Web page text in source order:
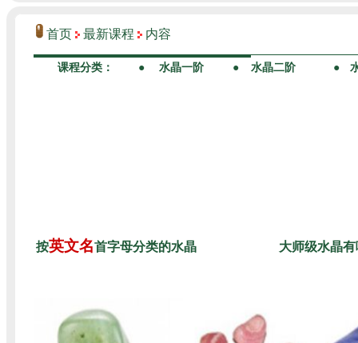
首页 最新课程 内容
按英文名首字母分类的水晶 大师级水晶